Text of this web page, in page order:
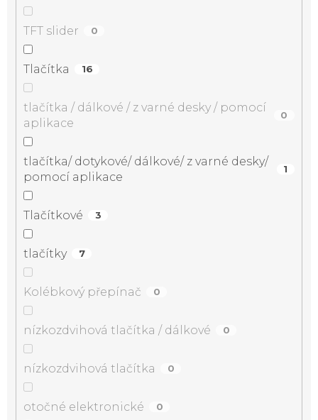
TFT slider 0
Tlačítka 16
tlačítka / dálkové / z varné desky / pomocí
aplikace
0
tlačítka/ dotykové/ dálkové/ z varné desky/
pomocí aplikace
1
Tlačítkové 3
tlačítky 7
Kolébkový přepínač 0
nízkozdvihová tlačítka / dálkové 0
nízkozdvihová tlačítka 0
otočné elektronické 0